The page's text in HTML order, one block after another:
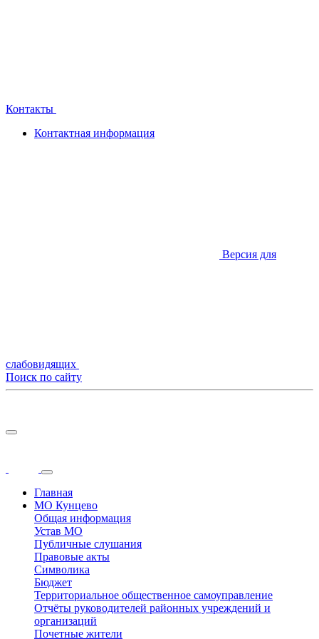
Контакты
Контактная информация
Версия для
слабовидящих
Поиск по сайту
Главная
МО Кунцево
Общая информация
Устав МО
Публичные слушания
Правовые акты
Символика
Бюджет
Территориальное общественное самоуправление
Отчёты руководителей районных учреждений и
организаций
Почетные жители